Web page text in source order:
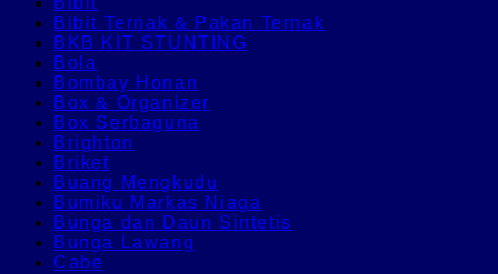
Bibit Ternak & Pakan Ternak
BKB KIT STUNTING
Bola
Bombay Honan
Box & Organizer
Box Serbaguna
Brighton
Briket
Buang Mengkudu
Bumiku Markas Niaga
Bunga dan Daun Sintetis
Bunga Lawang
Cabe